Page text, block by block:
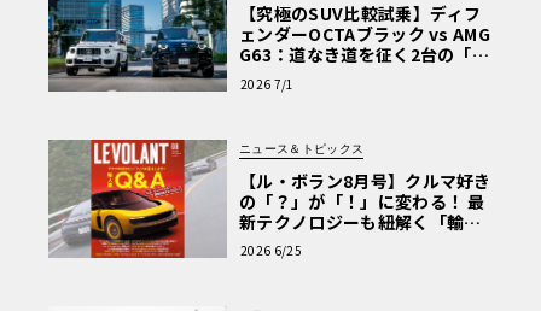
【究極のSUV比較試乗】ディフ
ェンダーOCTAブラック vs AMG
G63：道なき道を征く2台の「対
極的アプローチ」
2026 7/1
ニュース＆トピックス
【ル・ボラン8月号】クルマ好き
の「？」が「！」に変わる！ 最
新テクノロジーも紐解く「輸入
車Q&A」
2026 6/25